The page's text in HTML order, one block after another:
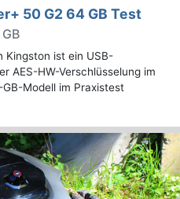
50 G2 64 GB Test
Kingston ist ein USB-
AES-HW-Verschlüsselung im
Modell im Praxistest